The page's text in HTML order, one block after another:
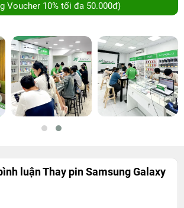
Voucher 10% tối đa 50.000đ)
luậnThay pin Samsung Galaxy